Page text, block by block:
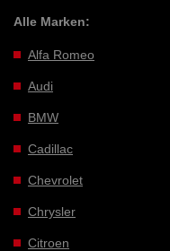
Alle Marken:
Alfa Romeo
Audi
BMW
Cadillac
Chevrolet
Chrysler
Citroen